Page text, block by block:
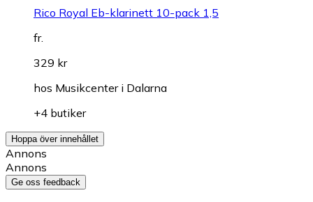
Rico Royal Eb-klarinett 10-pack 1,5
fr.
329 kr
hos Musikcenter i Dalarna
+4 butiker
Hoppa över innehållet
Annons
Annons
Ge oss feedback